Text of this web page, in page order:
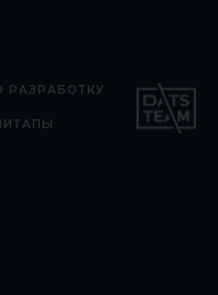
РАЗРАБОТКУ